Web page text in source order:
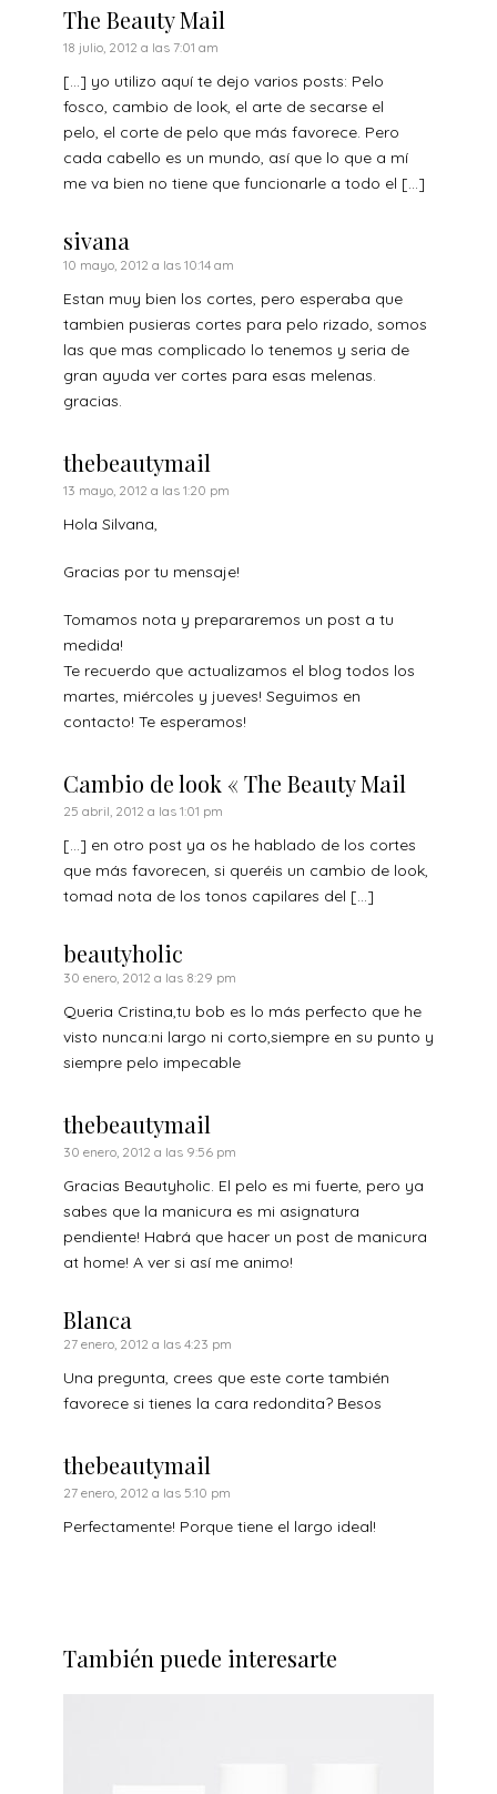
The Beauty Mail
18 julio, 2012 a las 7:01 am
[…] yo utilizo aquí te dejo varios posts: Pelo
fosco, cambio de look, el arte de secarse el
pelo, el corte de pelo que más favorece. Pero
cada cabello es un mundo, así que lo que a mí
me va bien no tiene que funcionarle a todo el […]
sivana
10 mayo, 2012 a las 10:14 am
Estan muy bien los cortes, pero esperaba que
tambien pusieras cortes para pelo rizado, somos
las que mas complicado lo tenemos y seria de
gran ayuda ver cortes para esas melenas.
gracias.
thebeautymail
13 mayo, 2012 a las 1:20 pm
Hola Silvana,
Gracias por tu mensaje!
Tomamos nota y prepararemos un post a tu
medida!
Te recuerdo que actualizamos el blog todos los
martes, miércoles y jueves! Seguimos en
contacto! Te esperamos!
Cambio de look « The Beauty Mail
25 abril, 2012 a las 1:01 pm
[…] en otro post ya os he hablado de los cortes
que más favorecen, si queréis un cambio de look,
tomad nota de los tonos capilares del […]
beautyholic
30 enero, 2012 a las 8:29 pm
Queria Cristina,tu bob es lo más perfecto que he
visto nunca:ni largo ni corto,siempre en su punto y
siempre pelo impecable
thebeautymail
30 enero, 2012 a las 9:56 pm
Gracias Beautyholic. El pelo es mi fuerte, pero ya
sabes que la manicura es mi asignatura
pendiente! Habrá que hacer un post de manicura
at home! A ver si así me animo!
Blanca
27 enero, 2012 a las 4:23 pm
Una pregunta, crees que este corte también
favorece si tienes la cara redondita? Besos
thebeautymail
27 enero, 2012 a las 5:10 pm
Perfectamente! Porque tiene el largo ideal!
También puede interesarte